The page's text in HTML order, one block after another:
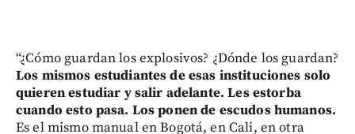
“¿Cómo guardan los explosivos? ¿Dónde los guardan?
Los mismos estudiantes de esas instituciones solo
quieren estudiar y salir adelante. Les estorba
cuando esto pasa. Los ponen de escudos humanos.
Es el mismo manual en Bogotá, en Cali, en otra